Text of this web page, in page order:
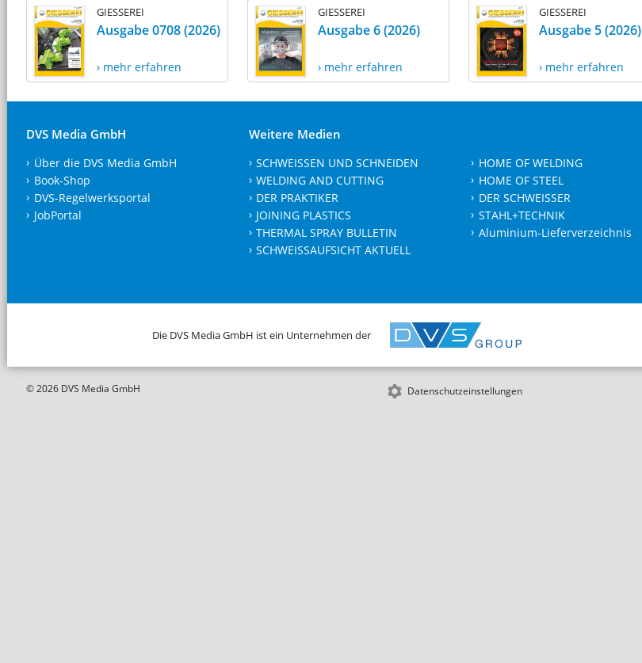
GIESSEREI
Ausgabe 0708 (2026)
› mehr erfahren
GIESSEREI
Ausgabe 6 (2026)
› mehr erfahren
GIESSEREI
Ausgabe 5 (2026)
› mehr erfahren
DVS Media GmbH
Über die DVS Media GmbH
Book-Shop
DVS-Regelwerksportal
JobPortal
Weitere Medien
SCHWEISSEN UND SCHNEIDEN
WELDING AND CUTTING
DER PRAKTIKER
JOINING PLASTICS
THERMAL SPRAY BULLETIN
SCHWEISSAUFSICHT AKTUELL
HOME OF WELDING
HOME OF STEEL
DER SCHWEISSER
STAHL+TECHNIK
Aluminium-Lieferverzeichnis
Die DVS Media GmbH ist ein Unternehmen der
© 2026 DVS Media GmbH Datenschutzeinstellungen